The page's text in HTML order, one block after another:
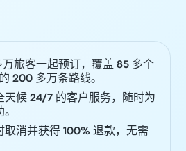
万旅客一起预订，覆盖 85 多个
200 多万条路线。
天候 24/7 的客户服务，随时为
取消并获得 100% 退款，无需